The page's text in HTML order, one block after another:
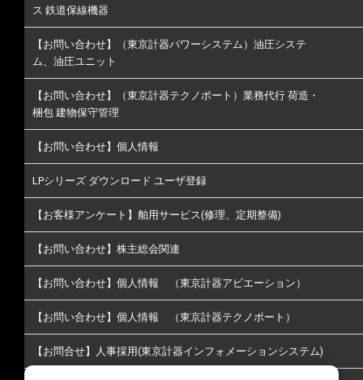
ス 鉄道保線機器
【お問い合わせ】（東京計器パワーシステム）油圧システ
ム、油圧ユニット
【お問い合わせ】（東京計器テクノポート）業務代行 荷造・
梱包 建物保守管理
【お問い合わせ】個人情報
LPシリーズ ダウンロード ユーザ登録
【お客様アンケート】舶用サービス(修理、定期整備)
【お問い合わせ】株主総会関連
【お問い合わせ】個人情報 （東京計器アビエーション）
【お問い合わせ】個人情報 （東京計器テクノポート）
【お問合せ】人事採用(東京計器インフォメーションシステム)